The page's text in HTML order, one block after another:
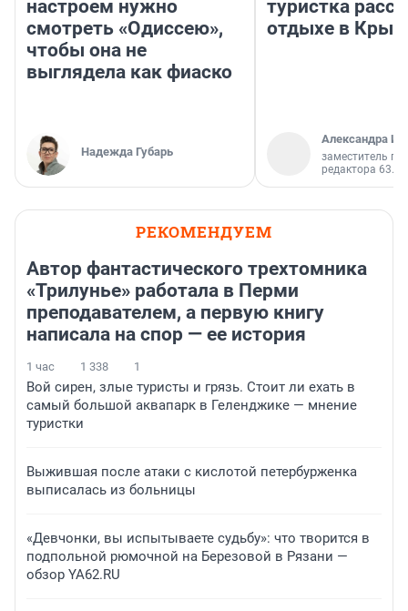
настроем нужно
смотреть «Одиссею»,
чтобы она не
выглядела как фиаско
Надежда Губарь
туристка
отдыхе в
Александра
заместитель
редактора 63.RU
РЕКОМЕНДУЕМ
Автор фантастического трехтомника
«Трилунье» работала в Перми
преподавателем, а первую книгу
написала на спор — ее история
1 час 1 338 1
Вой сирен, злые туристы и грязь. Стоит ли ехать в
самый большой аквапарк в Геленджике — мнение
туристки
Выжившая после атаки с кислотой петербурженка
выписалась из больницы
«Девчонки, вы испытываете судьбу»: что творится в
подпольной рюмочной на Березовой в Рязани —
обзор YA62.RU